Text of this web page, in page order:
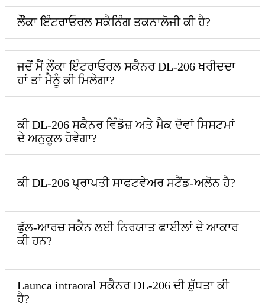
ਲੌਂਕਾ ਇੰਟਰਾਓਰਲ ਸਕੈਨਿੰਗ ਤਕਨਾਲੋਜੀ ਕੀ ਹੈ?
ਜਦੋਂ ਮੈਂ ਲੌਂਕਾ ਇੰਟਰਾਓਰਲ ਸਕੈਨਰ DL-206 ਖਰੀਦਦਾ
ਹਾਂ ਤਾਂ ਮੈਨੂੰ ਕੀ ਮਿਲੇਗਾ?
ਕੀ DL-206 ਸਕੈਨਰ ਵਿੰਡੋਜ਼ ਅਤੇ ਮੈਕ ਦੋਵਾਂ ਸਿਸਟਮਾਂ
ਦੇ ਅਨੁਕੂਲ ਹੋਵੇਗਾ?
ਕੀ DL-206 ਪ੍ਰਾਪਤੀ ਸਾਫਟਵੇਅਰ ਸਟੈਂਡ-ਅਲੋਨ ਹੈ?
ਫੁੱਲ-ਆਰਚ ਸਕੈਨ ਲਈ ਨਿਰਯਾਤ ਫਾਈਲਾਂ ਦੇ ਆਕਾਰ
ਕੀ ਹਨ?
Launca intraoral ਸਕੈਨਰ DL-206 ਦੀ ਸ਼ੁੱਧਤਾ ਕੀ
ਹੈ?